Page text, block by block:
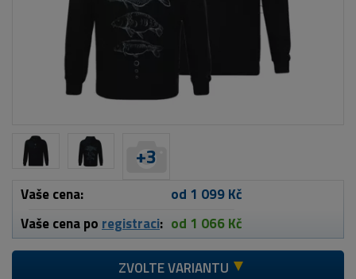
+3
Vaše cena:
od 1 099 Kč
Vaše cena po registraci: od 1 066 Kč
ZVOLTE VARIANTU